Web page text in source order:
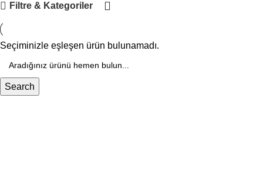
Filtre & Kategoriler
Seçiminizle eşleşen ürün bulunamadı.
Search